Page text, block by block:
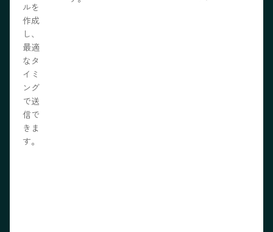
ルを
作成
し、
最適
なタ
イミ
ング
で送
信で
きま
す。